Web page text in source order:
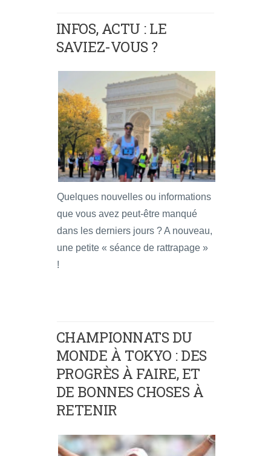
INFOS, ACTU : LE
SAVIEZ-VOUS ?
Quelques nouvelles ou informations
que vous avez peut-être manqué
dans les derniers jours ? A nouveau,
une petite « séance de rattrapage »
!
CHAMPIONNATS DU
MONDE À TOKYO : DES
PROGRÈS À FAIRE, ET
DE BONNES CHOSES À
RETENIR